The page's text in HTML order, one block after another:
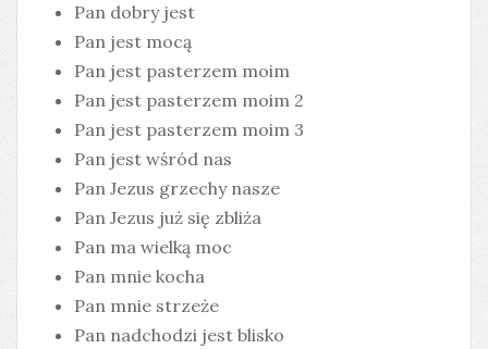
Pan dobry jest
Pan jest mocą
Pan jest pasterzem moim
Pan jest pasterzem moim 2
Pan jest pasterzem moim 3
Pan jest wśród nas
Pan Jezus grzechy nasze
Pan Jezus już się zbliża
Pan ma wielką moc
Pan mnie kocha
Pan mnie strzeże
Pan nadchodzi jest blisko